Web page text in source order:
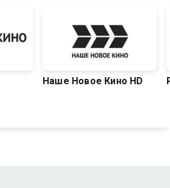
Наше Новое Кино HD